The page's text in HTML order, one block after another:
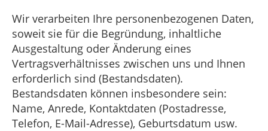
Wir verarbeiten Ihre personenbezogenen Daten,
soweit sie für die Begründung, inhaltliche
Ausgestaltung oder Änderung eines
Vertragsverhältnisses zwischen uns und Ihnen
erforderlich sind (Bestandsdaten).
Bestandsdaten können insbesondere sein:
Name, Anrede, Kontaktdaten (Postadresse,
Telefon, E-Mail-Adresse), Geburtsdatum usw.